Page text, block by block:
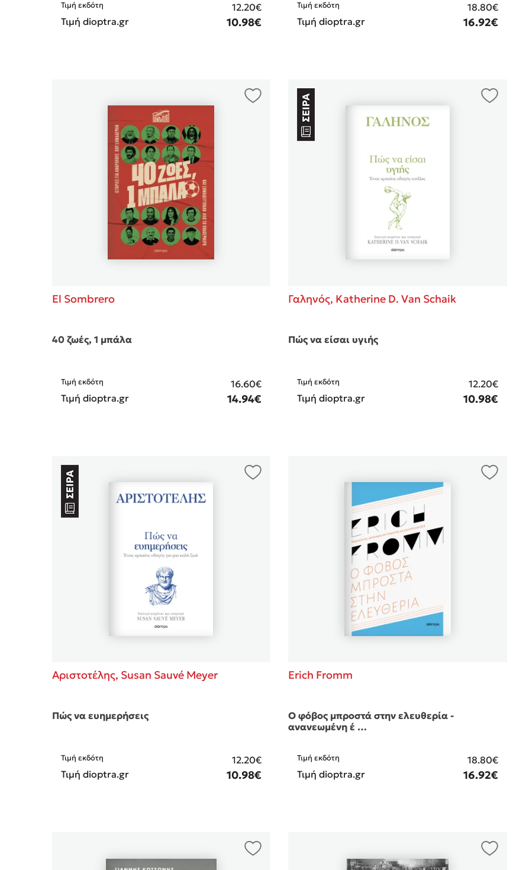
Τιμή εκδότη
12.20€
Τιμή dioptra.gr
10.98€
Τιμή εκδότη
18.80€
Τιμή dioptra.gr
16.92€
El Sombrero
40 ζωές, 1 μπάλα
Τιμή εκδότη
16.60€
Τιμή dioptra.gr
14.94€
Γαληνός, Katherine D. Van Schaik
Πώς να είσαι υγιής
Τιμή εκδότη
12.20€
Τιμή dioptra.gr
10.98€
Αριστοτέλης, Susan Sauvé Meyer
Πώς να ευημερήσεις
Τιμή εκδότη
12.20€
Τιμή dioptra.gr
10.98€
Erich Fromm
Ο φόβος μπροστά στην ελευθερία -
ανανεωμένη έ …
Τιμή εκδότη
18.80€
Τιμή dioptra.gr
16.92€